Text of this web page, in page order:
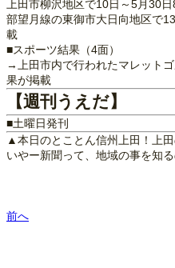
上田市柳沢地区で10日～5月30
部望月線の東御市大日向地区で
載
■スポーツ結果（4面）
→上田市内で行われたマレット
果が掲載
【週刊うえだ】
■土曜日発刊
▲本日のとことん信州上田！上
いやー新聞って、地域の事を知
前へ